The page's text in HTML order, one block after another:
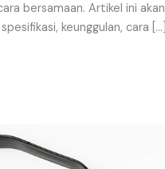
bersamaan. Artikel ini akan
keunggulan, cara […]